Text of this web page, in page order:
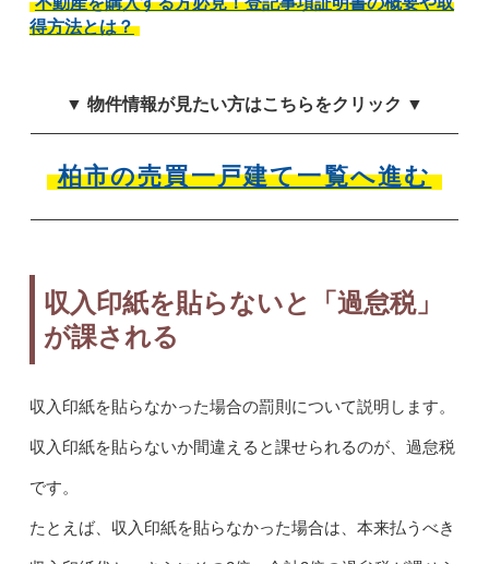
得方法とは？
▼ 物件情報が見たい方はこちらをクリック ▼
柏市の売買一戸建て一覧へ進む
収入印紙を貼らないと「過怠税」
が課される
収入印紙を貼らなかった場合の罰則について説明します。
収入印紙を貼らないか間違えると課せられるのが、過怠税
です。
たとえば、収入印紙を貼らなかった場合は、本来払うべき